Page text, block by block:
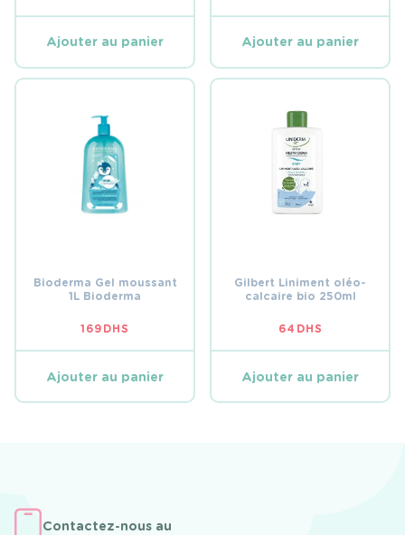
Ajouter au panier Ajouter au panier
Bioderma Gel moussant
1L Bioderma
169 DHS
Ajouter au panier
Gilbert Liniment oléo-
calcaire bio 250ml
64 DHS
Ajouter au panier
Contactez-nous au